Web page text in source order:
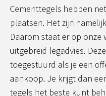
Cementtegels hebben
plaatsen. Het zijn
Daarom staat er op onze
uitgebreid legadvies.
toegestuurd als je een
aankoop. Je krijgt dan
tegels het beste kunt